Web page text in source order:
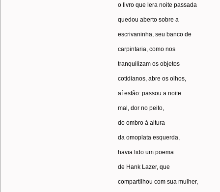
o livro que lera noite passada
quedou aberto sobre a
escrivaninha, seu banco de
carpintaria, como nos
tranquilizam os objetos
cotidianos, abre os olhos,
aí estão: passou a noite
mal, dor no peito,
do ombro à altura
da omoplata esquerda,
havia lido um poema
de Hank Lazer, que
compartilhou com sua mulher,